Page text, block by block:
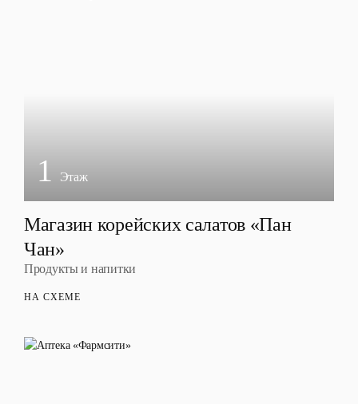
1 Этаж
Магазин корейских салатов «Пан
Чан»
Продукты и напитки
НА СХЕМЕ